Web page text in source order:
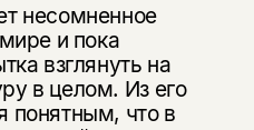
несомненное
и пока
взглянуть на
в целом. Из его
понятным, что в